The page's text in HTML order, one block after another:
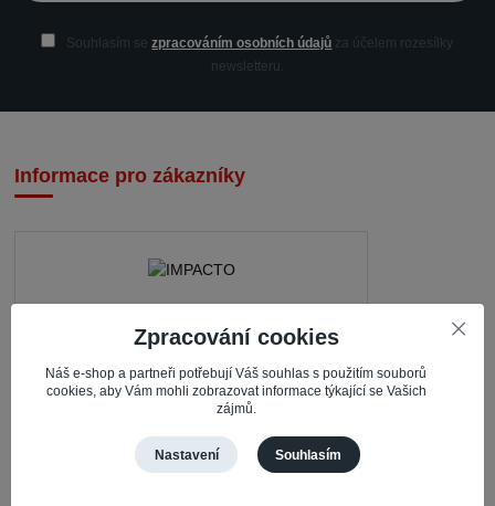
Souhlasím sezpracováním osobních údajů za účelem rozesílky
newsletteru.
Informace pro zákazníky
IMPACTO – Ingrid Kaczorová
Nerudova 468
735 81 Bohumín – Nový Bohumín
Zpracování cookies
Náš e-shop a partneři potřebují Váš souhlas s použitím souborů
cookies, aby Vám mohli zobrazovat informace týkající se Vašich
zájmů.
Nastavení Souhlasím